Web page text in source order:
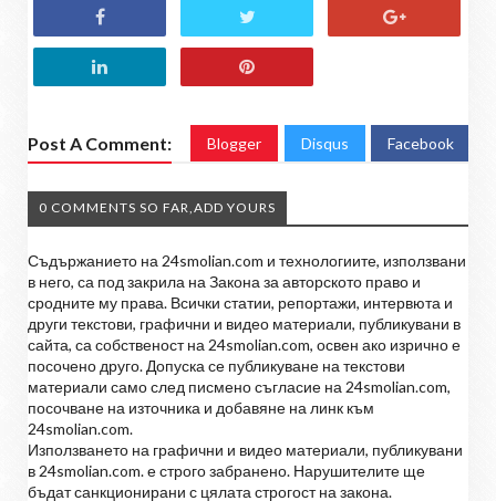
Post A Comment: Blogger Disqus Facebook
0 COMMENTS SO FAR,ADD YOURS
Съдържанието на 24smolian.com и технологиите, използвани
в него, са под закрила на Закона за авторското право и
сродните му права. Всички статии, репортажи, интервюта и
други текстови, графични и видео материали, публикувани в
сайта, са собственост на 24smolian.com, освен ако изрично е
посочено друго. Допуска се публикуване на текстови
материали само след писмено съгласие на 24smolian.com,
посочване на източника и добавяне на линк към
24smolian.com.
Използването на графични и видео материали, публикувани
в 24smolian.com. е строго забранено. Нарушителите ще
бъдат санкционирани с цялата строгост на закона.